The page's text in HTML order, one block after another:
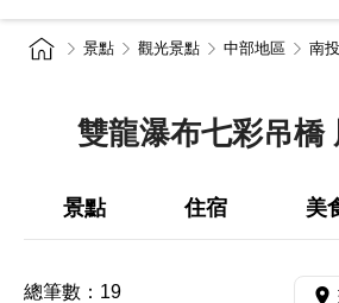
景點 觀光景點 中部地區 南
雙龍瀑布七彩吊橋
景點 住宿 美
總筆數： 19